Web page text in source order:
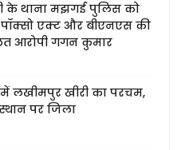
के थाना मझगई पुलिस को
पॉक्सो एक्ट और बीएनएस की
आरोपी गगन कुमार
में लखीमपुर खीरी का परचम,
पर जिला